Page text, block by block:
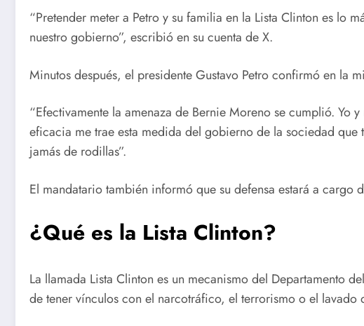
“Pretender meter a Petro y su familia en la Lista Clinton es lo
nuestro gobierno”, escribió en su cuenta de X.
Minutos después, el presidente Gustavo Petro confirmó en la
“Efectivamente la amenaza de Bernie Moreno se cumplió. Yo
eficacia me trae esta medida del gobierno de la sociedad que
jamás de rodillas”.
El mandatario también informó que su defensa estará a cargo
¿Qué es la Lista Clinton?
La llamada Lista Clinton es un mecanismo del Departamento
de tener vínculos con el narcotráfico, el terrorismo o el lavado